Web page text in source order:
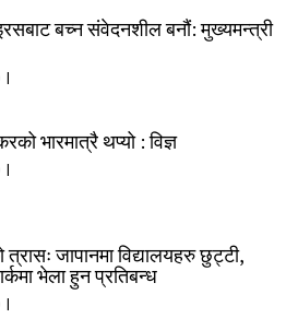
बच्न संवेदनशील बनौं: मुख्यमन्त्री
भारमात्रै थप्यो : विज्ञ
त्रासः जापानमा विद्यालयहरु छुट्टी,
भेला हुन प्रतिबन्ध